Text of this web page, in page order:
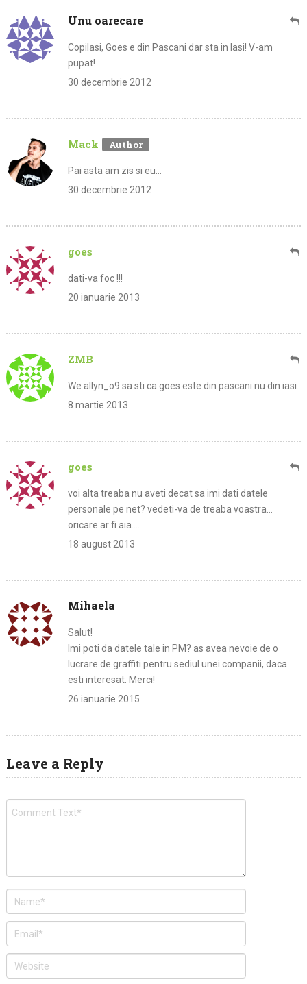
Unu oarecare
Copilasi, Goes e din Pascani dar sta in Iasi! V-am
pupat!
30 decembrie 2012
Mack
Pai asta am zis si eu…
30 decembrie 2012
goes
dati-va foc !!!
20 ianuarie 2013
ZMB
We allyn_o9 sa sti ca goes este din pascani nu din iasi.
8 martie 2013
goes
voi alta treaba nu aveti decat sa imi dati datele
personale pe net? vedeti-va de treaba voastra…
oricare ar fi aia….
18 august 2013
Mihaela
Salut!
Imi poti da datele tale in PM? as avea nevoie de o
lucrare de graffiti pentru sediul unei companii, daca
esti interesat. Merci!
26 ianuarie 2015
Leave a Reply